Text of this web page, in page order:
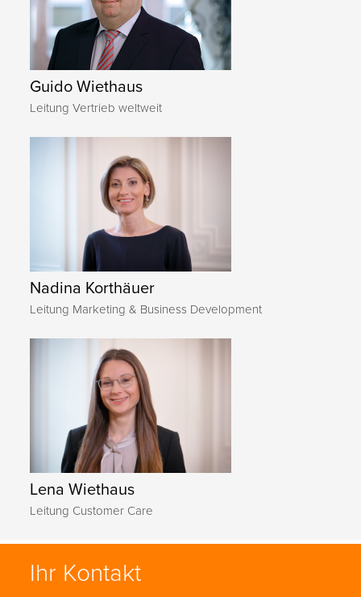
Guido Wiethaus
Leitung Vertrieb weltweit
Nadina Korthäuer
Leitung Marketing & Business Development
Lena Wiethaus
Leitung Customer Care
Ihr Kontakt